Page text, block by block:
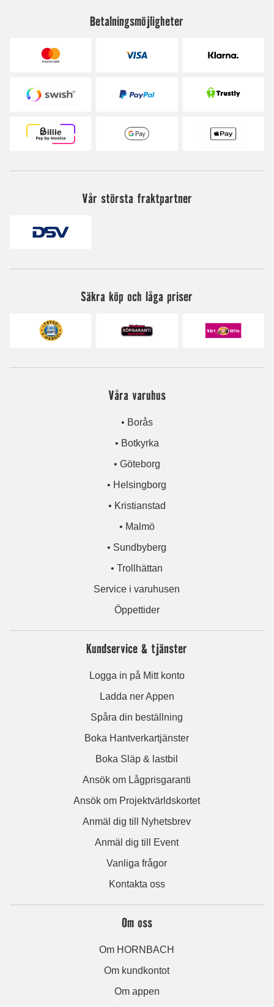
Betalningsmöjligheter
Vår största fraktpartner
Säkra köp och låga priser
Våra varuhus
• Borås
• Botkyrka
• Göteborg
• Helsingborg
• Kristianstad
• Malmö
• Sundbyberg
• Trollhättan
Service i varuhusen
Öppettider
Kundservice & tjänster
Logga in på Mitt konto
Ladda ner Appen
Spåra din beställning
Boka Hantverkartjänster
Boka Släp & lastbil
Ansök om Lågprisgaranti
Ansök om Projektvärldskortet
Anmäl dig till Nyhetsbrev
Anmäl dig till Event
Vanliga frågor
Kontakta oss
Om oss
Om HORNBACH
Om kundkontot
Om appen